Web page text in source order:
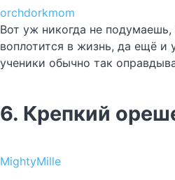
orchdorkmom
Вот уж никогда не
воплотится в жизнь, да ещё и
ученики обычно так
6. Крепкий
MightyMille